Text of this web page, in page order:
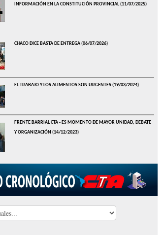
INFORMACIÓN EN LA CONSTITUCIÓN PROVINCIAL (11/07/2025)
CHACO DICE BASTA DE ENTREGA(06/07/2026)
EL TRABAJO Y LOS ALIMENTOS SON URGENTES(19/03/2024)
FRENTE BARRIAL CTA - ES MOMENTO DE MAYOR UNIDAD, DEBATE
Y ORGANIZACIÓN (14/12/2023)